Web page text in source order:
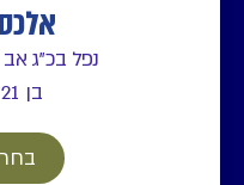
נפל בכ"ג
בן 21 בנופלו